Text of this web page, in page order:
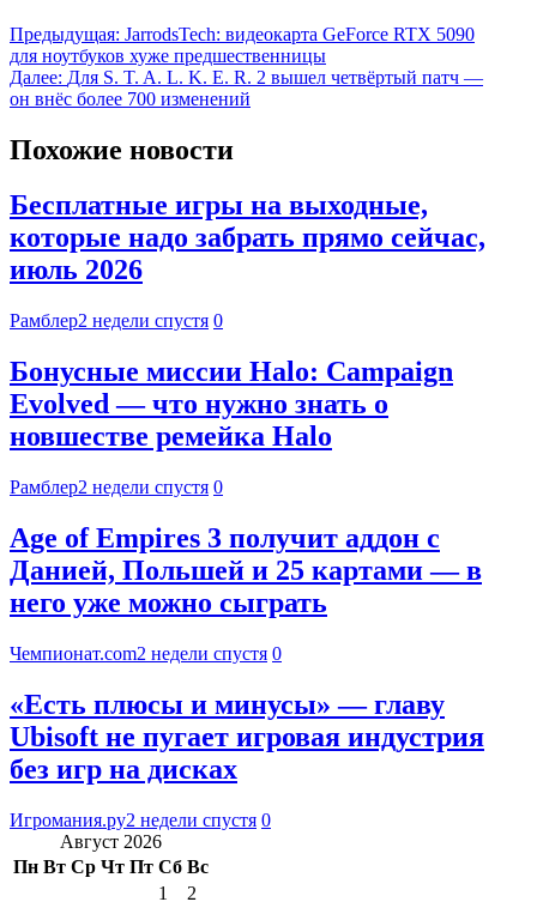
Предыдущая: JarrodsTech: видеокарта GeForce RTX 5090
для ноутбуков хуже предшественницы
Далее: Для S. T. A. L. K. E. R. 2 вышел четвёртый патч —
он внёс более 700 изменений
Похожие новости
Бесплатные игры на выходные,
которые надо забрать прямо сейчас,
июль 2026
Рамблер2 недели спустя 0
Бонусные миссии Halo: Campaign
Evolved — что нужно знать о
новшестве ремейка Halo
Рамблер2 недели спустя 0
Age of Empires 3 получит аддон с
Данией, Польшей и 25 картами — в
него уже можно сыграть
Чемпионат.com2 недели спустя 0
«Есть плюсы и минусы» — главу
Ubisoft не пугает игровая индустрия
без игр на дисках
Игромания.ру2 недели спустя 0
Август 2026
Пн Вт Ср Чт Пт Сб Вс
1
2